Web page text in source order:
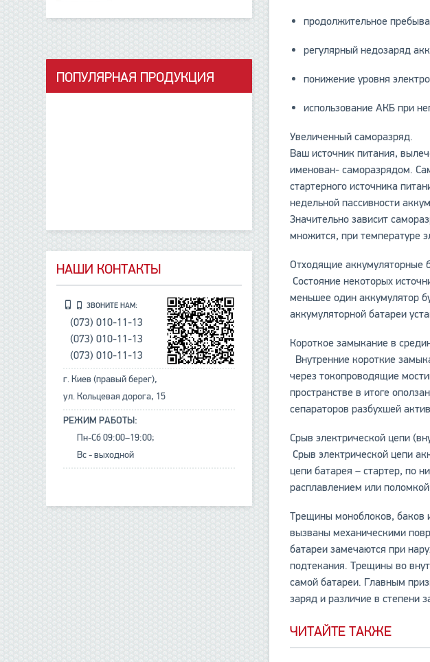
продолжительное
регулярный недозаряд
понижение уровня
использование АКБ при
Увеличенный саморазряд.
Ваш источник питания,
именован- саморазрядом.
стартерного источника
недельной пассивности
Значительно зависит
множится, при температуре
Отходящие аккумуляторные
Состояние некоторых
меньшее один аккумулятор
аккумуляторной батареи
Короткое замыкание в
Внутренние короткие
через токопроводящие
пространстве в итоге
сепараторов разбухшей
Срыв электрической цепи
Срыв электрической цепи
цепи батарея – стартер, по
расплавлением или
Трещины моноблоков, баков
вызваны механическими
батареи замечаются при
подтекания. Трещины во
самой батареи. Главным
заряд и различие в степени
ЧИТАЙТЕ ТАКЖЕ
ПОПУЛЯРНАЯ ПРОДУКЦИЯ
НАШИ КОНТАКТЫ
ЗВОНИТЕ НАМ:
(073) 010-11-13
(073) 010-11-13
(073) 010-11-13
г. Киев (правый берег),
ул. Кольцевая дорога, 15
РЕЖИМ РАБОТЫ:
Пн-Сб 09:00–19:00;
Вс - выходной